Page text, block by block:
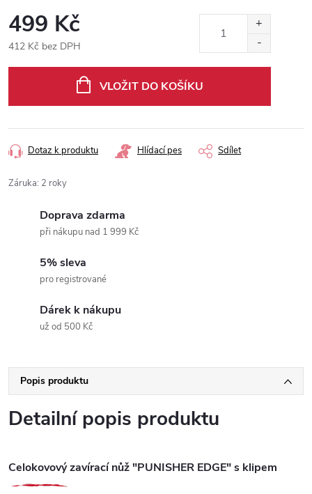
499 Kč
412 Kč bez DPH
VLOŽIT DO KOŠÍKU
Dotaz k produktu Hlídací pes Sdílet
Záruka: 2 roky
Doprava zdarma
při nákupu nad 1 999 Kč
5% sleva
pro registrované
Dárek k nákupu
už od 500 Kč
Popis produktu
Detailní popis produktu
Celokovový zavírací nůž "PUNISHER EDGE" s klipem